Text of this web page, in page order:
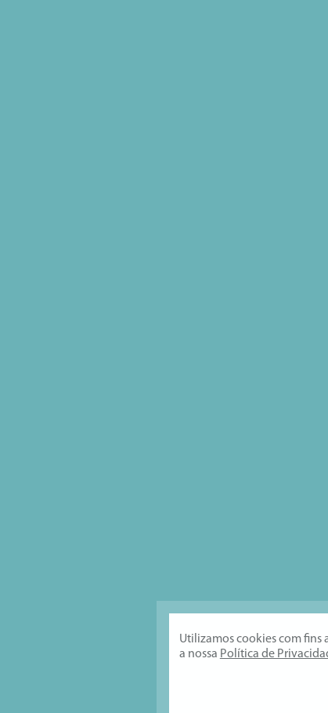
Utilizamos cookies com fins
a nossa Política de